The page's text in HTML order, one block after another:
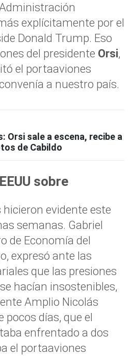
explícitamente por el
Donald Trump. Eso
del presidente Orsi,
el portaaviones
a nuestro país.
Orsi sale a escena, recibe a
de Cabildo
sobre
hicieron evidente este
semanas. Gabriel
de Economía del
expresó ante las
que las presiones
hacían insostenibles,
Amplio Nicolás
pocos días, que el
enfrentado a dos
el portaaviones